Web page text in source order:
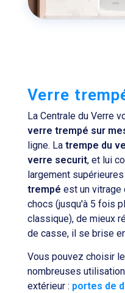
Verre
La Centrale du Verre
verre trempé sur
ligne. La trempe du
verre securit, et lui
largement
trempé est un vitrage
chocs (jusqu'à 5 fois
classique), de mieux
de casse, il se brise
Vous pouvez choisir le
nombreuses
extérieur : portes de